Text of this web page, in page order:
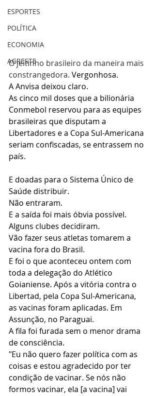
ESPORTES
POLÍTICA
ECONOMIA
AGRESTE
O jeitinho brasileiro da maneira mais
constrangedora. Vergonhosa.
A Anvisa deixou claro.
As cinco mil doses que a bilionária
Conmebol reservou para as equipes
brasileiras que disputam a
Libertadores e a Copa Sul-Americana
seriam confiscadas, se entrassem no
país.
E doadas para o Sistema Único de
Saúde distribuir.
Não entraram.
E a saída foi mais óbvia possível.
Alguns clubes decidiram.
Vão fazer seus atletas tomarem a
vacina fora do Brasil.
E foi o que aconteceu ontem com
toda a delegação do Atlético
Goianiense. Após a vitória contra o
Libertad, pela Copa Sul-Americana,
as vacinas foram aplicadas. Em
Assunção, no Paraguai.
A fila foi furada sem o menor drama
de consciência.
"Eu não quero fazer política com as
coisas e estou agradecido por ter
condição de vacinar. Se nós não
formos vacinar, ela [a vacina] vai